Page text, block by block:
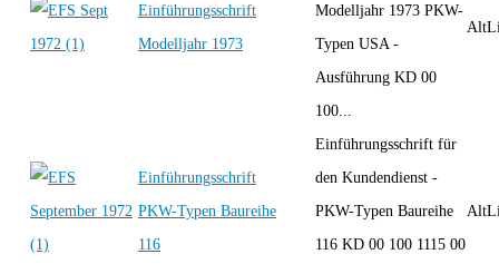
Einführungsschrift
Modelljahr 1973
Modelljahr 1973 PKW-
Typen USA -
Ausführung KD 00
100...
Einführungsschrift
PKW-Typen Baureihe
116
Einführungsschrift für
den Kundendienst -
PKW-Typen Baureihe
116 KD 00 100 1115 00